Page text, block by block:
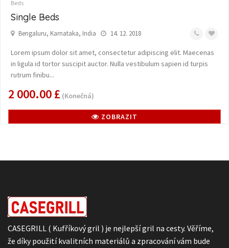
Beds
Single Beds
Bengaluru, Karnataka, India 14. 12. 2018
Lorem ipsum dolor sit amet, consectetur adipiscing elit. Maecenas
in ligula id tortor suscipit auctor. Nulla vestibulum sapien id turpis
rutrum finibu...
2 000.00 £ (Konečná)
ZOBRAZIT
CASEGRILL ( Kufříkový gril ) je nejlepší gril na cesty. Věříme,
že díky použití kvalitních materiálů a zpracování vám bude